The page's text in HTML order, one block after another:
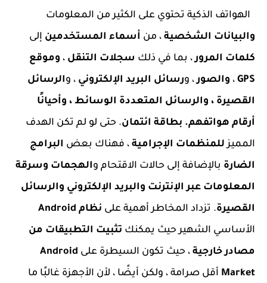
الهواتف الذكية تحتوي على الكثير من المعلومات
والبيانات الشخصية ، من أسماء المستخدمين إلى
كلمات المرور، بما في ذلك سجلات التنقل ، وموقع
GPS ، والصور، ورسائل البريد الإلكتروني ، والرسائل
القصيرة ، والرسائل المتعددة الوسائط ، وأحيانًا
أرقام هواتفهم. بطاقة ائتمان. حتى لو لم تكن الهدف
المميزللمنظمات الإجرامية ، فهناك بعض البرامج
الضارة بالإضافة إلى حالات الاقتحام والهجمات وسرقة
المعلومات عبر الإنترنت والبريد الإلكتروني والرسائل
القصيرة. تزداد المخاطر أهمية على نظام Android
الأساسي الشهير حيث يمكنك تثبيت التطبيقات من
مصادر خارجية ، حيث تكون السيطرة على Android
Market أقل صرامة ، ولكن أيضًا ، لأن الأجهزة غالبًا ما